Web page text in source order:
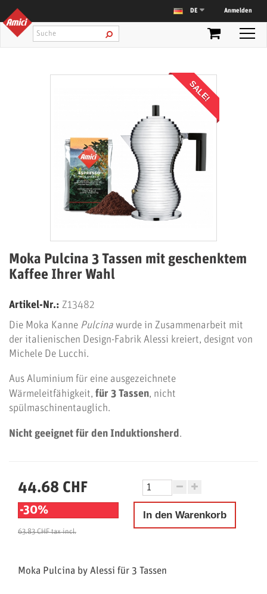
DE Anmelden
SALE!
Moka Pulcina 3 Tassen mit geschenktem
Kaffee Ihrer Wahl
Artikel-Nr.: Z13482
Die Moka Kanne Pulcina wurde in Zusammenarbeit mit
der italienischen Design-Fabrik Alessi kreiert, designt von
Michele De Lucchi.
Aus Aluminium für eine ausgezeichnete
Wärmeleitfähigkeit, für 3 Tassen, nicht
spülmaschinentauglich.
Nicht geeignet für den Induktionsherd .
44.68 CHF
-30%
63.83 CHFtax incl.
In den Warenkorb
Moka Pulcina by Alessi für 3 Tassen